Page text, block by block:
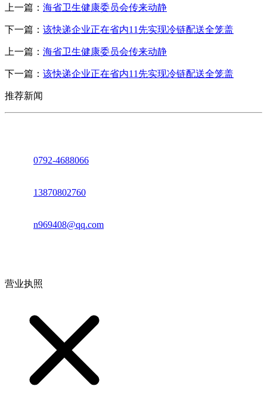
上一篇： 海省卫生健康委员会传来动静
下一篇： 该快递企业正在省内11先实现冷链配送全笼盖
上一篇： 海省卫生健康委员会传来动静
下一篇： 该快递企业正在省内11先实现冷链配送全笼盖
推荐新闻
0792-4688066
13870802760
n969408@qq.com
营业执照